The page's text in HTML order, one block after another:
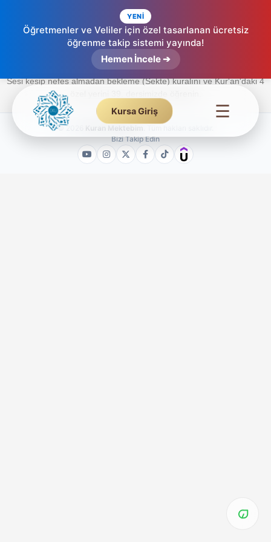
YENİ
Öğretmenler ve Veliler için özel tasarlanan ücretsiz
öğrenme takip sistemi yayında!
Hemen İncele ➔
Kursa Giriş ☰
Sekte – Etkileşimli Tecvid (39. Ders)
Sesi kesip nefes almadan bekleme (Sekte) kuralını ve Kur'an'daki 4
© 2026 Kuran Mektebim
Bizi Takip Edin